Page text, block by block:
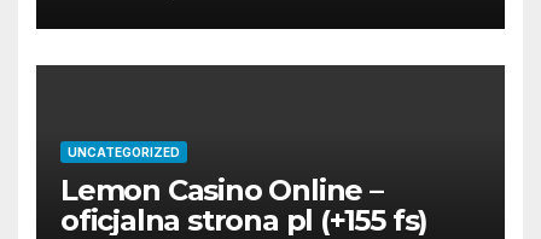
UNCATEGORIZED
Lemon Casino Online –
oficjalna strona pl (+155 fs)